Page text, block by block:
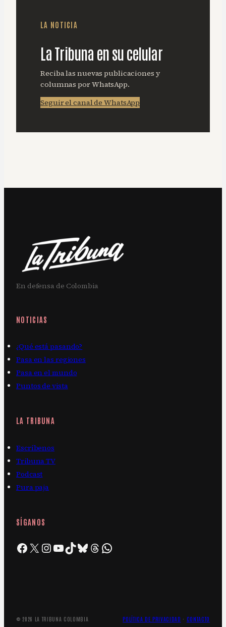
LA NOTICIA
La Tribuna en su celular
Reciba las nuevas publicaciones y
columnas por WhatsApp.
Seguir el canal de WhatsApp
En defensa de Colombia
NOTICIAS
¿Qué está pasando?
Pasa en las regiones
Pasa en el mundo
Puntos de vista
LA TRIBUNA
Escríbenos
Tribuna TV
Podcast
Pura paja
SÍGANOS
Facebook X InstagramYouTube TikTok Bluesky Threads WhatsApp
© 2026 LA TRIBUNA COLOMBIA POLÍTICA DE PRIVACIDAD · CONTACTO